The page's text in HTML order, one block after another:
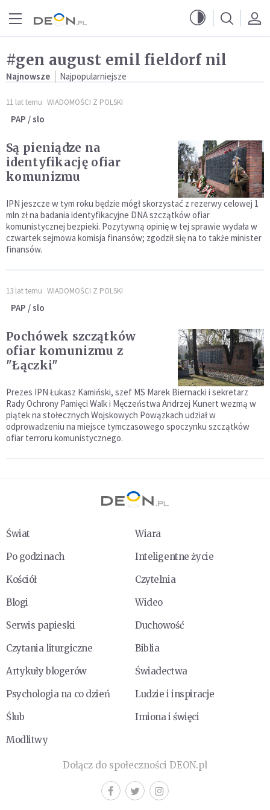
#gen august emil fieldorf nil
Najnowsze Najpopularniejsze
11 lat temu WIADOMOŚCI Z POLSKI
PAP / slo
Są pieniądze na
identyfikację ofiar
komunizmu
IPN jeszcze w tym roku będzie mógł skorzystać z rezerwy celowej 1
mln zł na badania identyfikacyjne DNA szczątków ofiar
komunistycznej bezpieki. Pozytywną opinię w tej sprawie wydała w
czwartek sejmowa komisja finansów; zgodził się na to także minister
finansów.
13 lat temu WIADOMOŚCI Z POLSKI
PAP / slo
Pochówek szczątków
ofiar komunizmu z
"Łączki"
Prezes IPN Łukasz Kamiński, szef MS Marek Biernacki i sekretarz
Rady Ochrony Pamięci Walk i Męczeństwa Andrzej Kunert wezmą w
piątek na stołecznych Wojskowych Powązkach udział w
odprowadzeniu na miejsce tymczasowego spoczynku szczątków
ofiar terroru komunistycznego.
Świat
Wiara
Po godzinach
Inteligentne życie
Kościół
Czytelnia
Blogi
Wideo
Serwis papieski
Duchowość
Czytania liturgiczne
Biblia
Artykuły blogerów
Świadectwa
Psychologia na co dzień
Ludzie i inspiracje
Ślub
Imiona i święci
Modlitwy
Dołącz do społeczności DEON.pl